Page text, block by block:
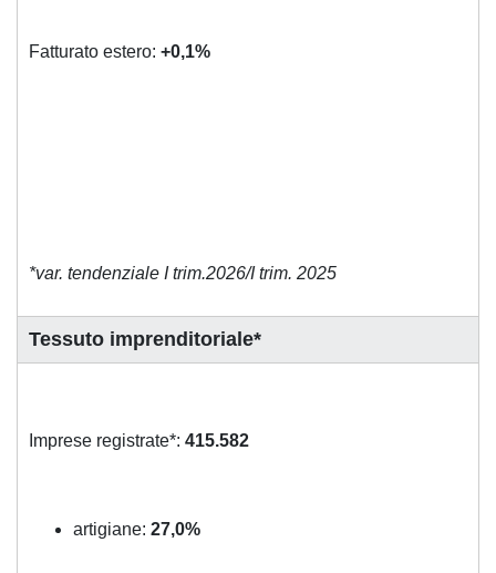
Fatturato estero: +0,1%
*var. tendenziale I trim.2026/I trim. 2025
Tessuto imprenditoriale*
Imprese registrate*: 415.582
artigiane: 27,0%